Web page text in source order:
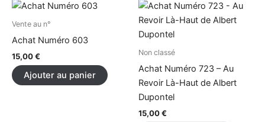
page
Vente au n°
Achat Numéro 603
15,00€
Ajouter au panier
Non classé
Achat Numéro 723 – Au
Revoir Là-Haut de Albert
Dupontel
15,00€